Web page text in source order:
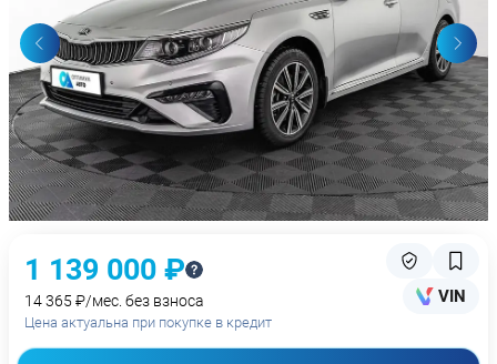
1 139 000 ₽
14 365 ₽/мес. без взноса
Цена актуальна при покупке в кредит
VIN